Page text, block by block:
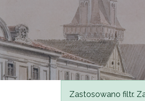
Komunikat
Zastosowano filtr.